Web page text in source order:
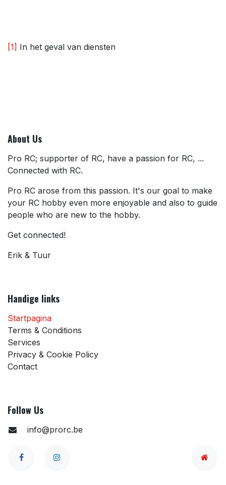
[1] In het geval van diensten
About Us
Pro RC; supporter of RC, have a passion for RC, ...
Connected with RC.
Pro RC arose from this passion. It's our goal to make
your RC hobby even more enjoyable and also to guide
people who are new to the hobby.
Get connected!
Erik & Tuur
Handige links
Startpagina
Terms & Conditions
Services
Privacy & Cookie Policy
Contact
Follow Us
info@prorc.be